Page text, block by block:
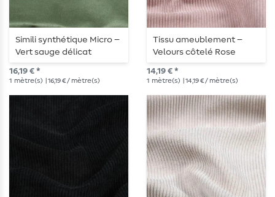
Simili synthétique Micro –
Vert sauge délicat
16,19 € *
1 mètre(s) | 16,19 € / mètre(s)
Tissu ameublement –
Velours côtelé Rose
poudré
14,19 € *
1 mètre(s) | 14,19 € / mètre(s)